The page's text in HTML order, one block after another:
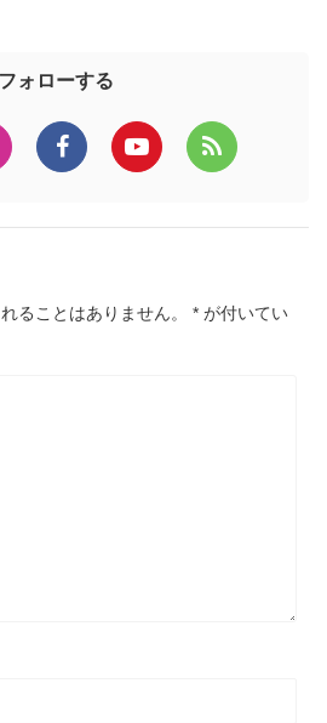
フォローする
ることはありません。 * が付いてい